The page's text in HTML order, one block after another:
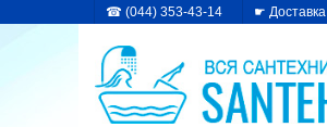
☎ (044) 353-43-14 ☛ Доставка